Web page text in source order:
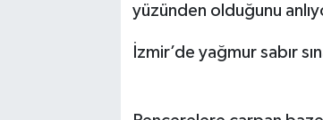
yüzünden olduğunu
İzmir’de yağmur sabır